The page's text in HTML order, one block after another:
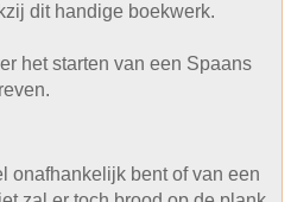
dit handige boekwerk.
het starten van een Spaans
onafhankelijk bent of van een